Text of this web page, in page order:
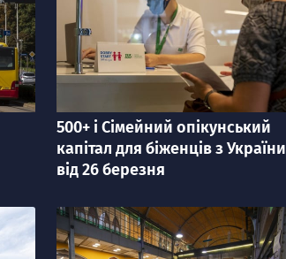
категорія
500+ i Сімейний опікунський
капітал для біженців з України
вiд 26 березня